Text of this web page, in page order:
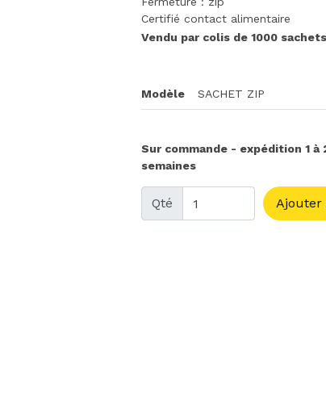
Certifié contact alimentaire
Vendu par colis de 1000 sachets
Modèle SACHET ZIP
Sur commande - expédition 1 à
semaines
Qté Ajouter